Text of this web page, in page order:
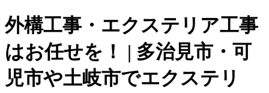
外構工事・エクステリア工事
はお任せを！ | 多治見市・可
児市や土岐市でエクステリ